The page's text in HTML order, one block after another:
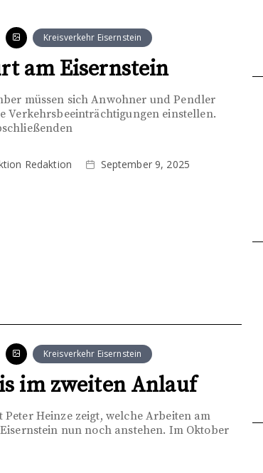
Kreisverkehr Eisernstein
am Eisernstein
müssen sich Anwohner und Pendler
Verkehrsbeeinträchtigungen einstellen.
Redaktion September 9, 2025
Kreisverkehr Eisernstein
im zweiten Anlauf
Peter Heinze zeigt, welche Arbeiten am
nun noch anstehen. Im Oktober